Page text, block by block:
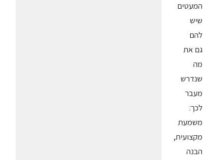
המעטים
שיש
להם
גם את
מה
שנדרש
מעבר
לכך:
משמעת
מקצועית,
הבנה